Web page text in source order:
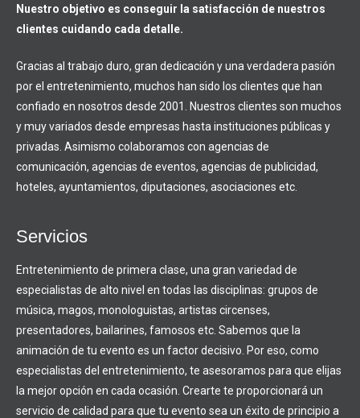
Nuestro objetivo es conseguir la satisfacción de nuestros
clientes cuidando cada detalle.
Gracias al trabajo duro, gran dedicación y una verdadera pasión
por el entretenimiento, muchos han sido los clientes que han
confiado en nosotros desde 2001. Nuestros clientes son muchos
y muy variados desde empresas hasta instituciones públicas y
privadas. Asimismo colaboramos con agencias de
comunicación, agencias de eventos, agencias de publicidad,
hoteles, ayuntamientos, diputaciones, asociaciones etc.
Servicios
Entretenimiento de primera clase, una gran variedad de
especialistas de alto nivel en todas las disciplinas: grupos de
música, magos, monologuistas, artistas circenses,
presentadores, bailarines, famosos etc. Sabemos que la
animación de tu evento es un factor decisivo. Por eso, como
especialistas del entretenimiento, te asesoramos para que elijas
la mejor opción en cada ocasión. Crearte te proporcionará un
servicio de calidad para que tu evento sea un éxito de principio a